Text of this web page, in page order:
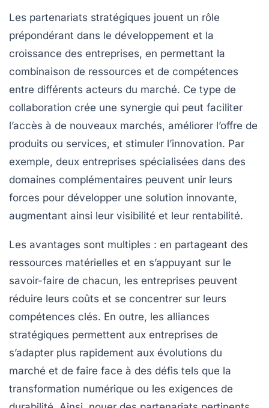
Les partenariats stratégiques jouent un rôle
prépondérant dans le développement et la
croissance des entreprises, en permettant la
combinaison de ressources et de compétences
entre différents acteurs du marché. Ce type de
collaboration crée une synergie qui peut faciliter
l’accès à de nouveaux marchés, améliorer l’offre de
produits ou services, et stimuler l’innovation. Par
exemple, deux entreprises spécialisées dans des
domaines complémentaires peuvent unir leurs
forces pour développer une solution innovante,
augmentant ainsi leur visibilité et leur rentabilité.
Les avantages sont multiples : en partageant des
ressources matérielles et en s’appuyant sur le
savoir-faire de chacun, les entreprises peuvent
réduire leurs coûts et se concentrer sur leurs
compétences clés. En outre, les alliances
stratégiques permettent aux entreprises de
s’adapter plus rapidement aux évolutions du
marché et de faire face à des défis tels que la
transformation numérique ou les exigences de